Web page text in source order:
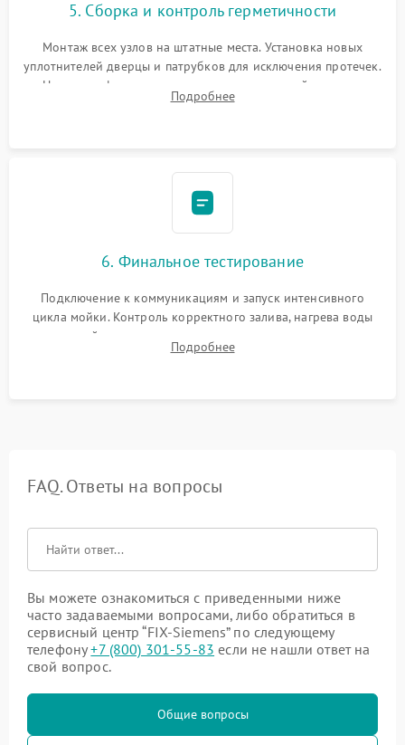
5. Сборка и контроль герметичности
Монтаж всех узлов на штатные места. Установка новых
уплотнителей дверцы и патрубков для исключения протечек.
Надежная фиксация хомутов гидравлической системы,
сборка корпуса и установка датчика поплавка.
Подробнее
6. Финальное тестирование
Подключение к коммуникациям и запуск интенсивного
цикла мойки. Контроль корректного залива, нагрева воды
до нужной температуры, отсутствия посторонних шумов,
штатного слива и абсолютной сухости в поддоне.
Подробнее
FAQ. Ответы на вопросы
Вы можете ознакомиться с приведенными ниже
часто задаваемыми вопросами, либо обратиться в
сервисный центр “FIX-Siemens” по следующему
телефону+7 (800) 301-55-83 если не нашли ответ на
свой вопрос.
Общие вопросы